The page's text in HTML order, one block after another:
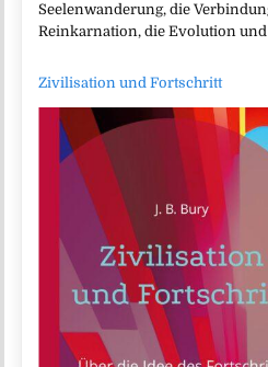
Seelenwanderung, die
Reinkarnation, die Evolution
Zivilisation und Fortschritt